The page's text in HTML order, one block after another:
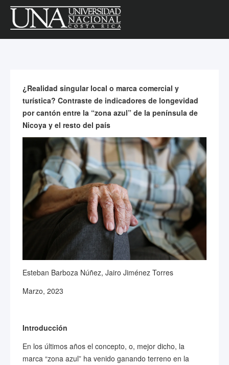
¿Realidad singular local o marca comercial y
turística? Contraste de indicadores de longevidad
por cantón entre la “zona azul” de la península de
Nicoya y el resto del país
Esteban Barboza Núñez, Jairo Jiménez Torres
Marzo, 2023
Introducción
En los últimos años el concepto, o, mejor dicho, la
marca “zona azul” ha venido ganando terreno en la